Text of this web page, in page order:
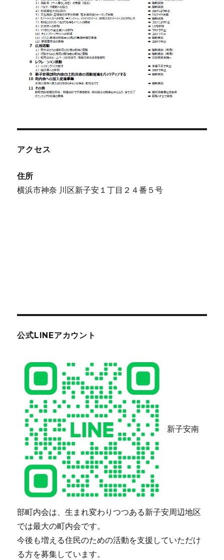
アクセス
住所
横浜市神奈 川区新子安１丁目２４番５号
公式LINEアカウント
新子安南
部町内会は、生まれ変わりつつある新子安周辺地区
では最大の町内会です。
今後も増える住民のための活動を支援していただけ
る方を募集しています。